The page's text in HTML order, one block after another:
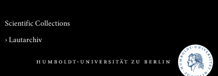
Scientific Collections
›Lautarchiv